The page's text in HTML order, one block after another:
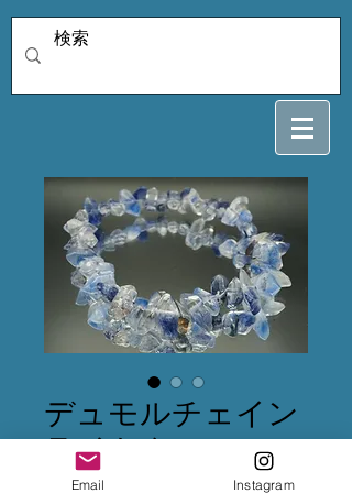
デュモルチェイン
ライトクォーツ 7
ミリ 16センチ
Email Instagram